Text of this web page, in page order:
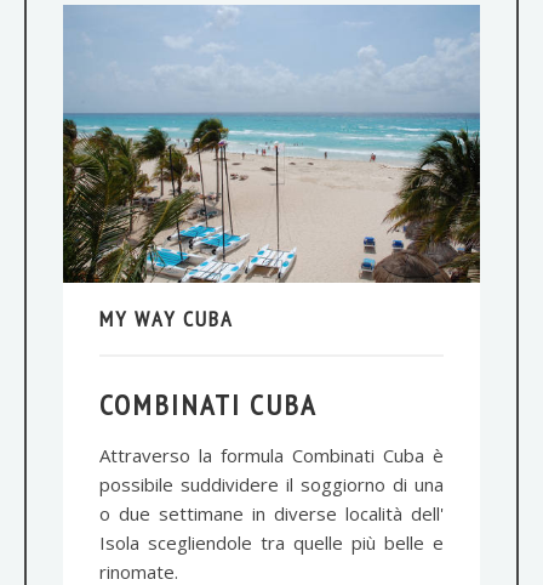
MY WAY CUBA
COMBINATI CUBA
Attraverso la formula Combinati Cuba è
possibile suddividere il soggiorno di una
o due settimane in diverse località dell'
Isola scegliendole tra quelle più belle e
rinomate.